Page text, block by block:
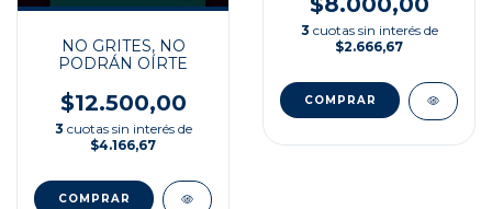
NO GRITES, NO
PODRÁN OÍRTE
$12.500,00
3 cuotas sin interés de
$4.166,67
3 cuotas sin interés de
$2.666,67